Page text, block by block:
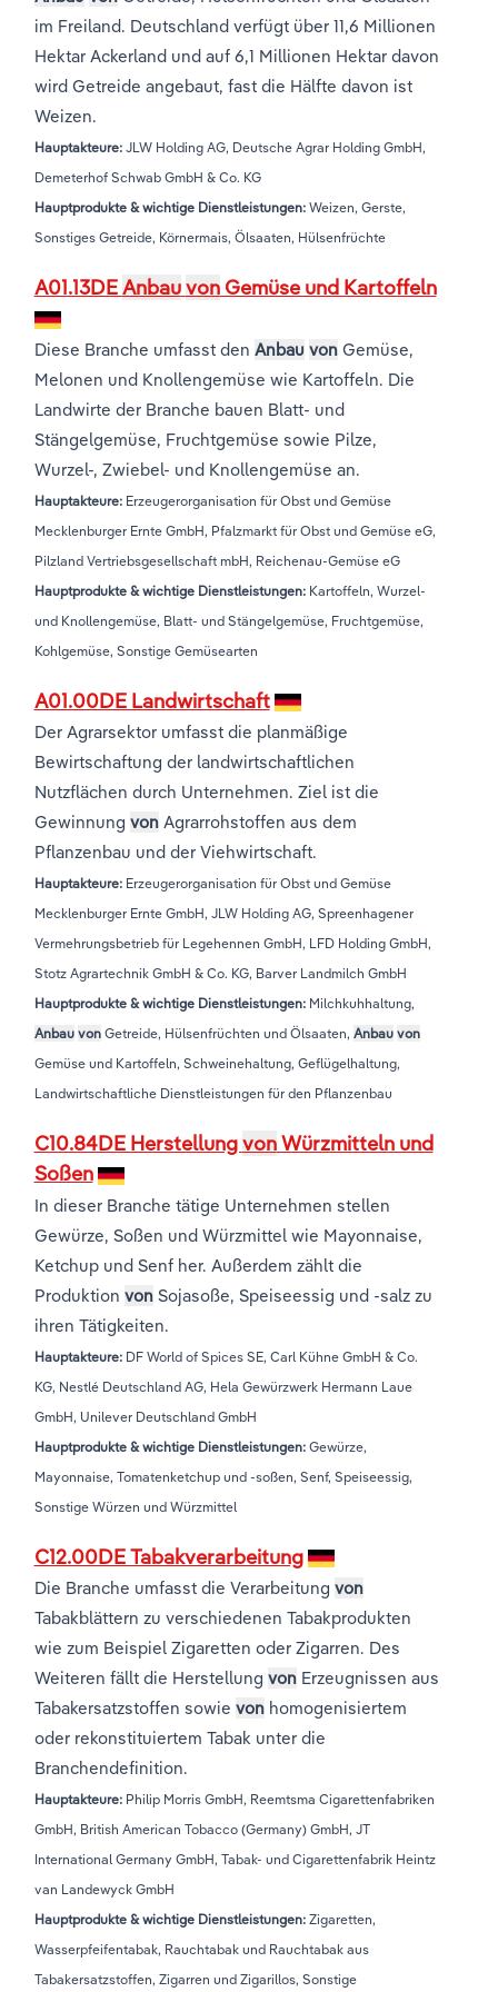
BRANCHENREPORTE
im Freiland. Deutschland verfügt über 11,6 Millionen
Hektar Ackerland und auf 6,1 Millionen Hektar davon
wird Getreide angebaut, fast die Hälfte davon ist
Weizen.
Hauptakteure: JLW Holding AG, Deutsche Agrar Holding GmbH,
Demeterhof Schwab GmbH & Co. KG
Hauptprodukte & wichtige Dienstleistungen:Weizen, Gerste,
Sonstiges Getreide, Körnermais, Ölsaaten, Hülsenfrüchte
A01.13DEAnbauvonGemüse und Kartoffeln
Diese Branche umfasst den Anbau vonGemüse,
Melonen und Knollengemüse wie Kartoffeln. Die
Landwirte der Branche bauen Blatt- und
Stängelgemüse, Fruchtgemüse sowie Pilze,
Wurzel-, Zwiebel- und Knollengemüse an.
Hauptakteure: Erzeugerorganisation für Obst und Gemüse
Mecklenburger Ernte GmbH, Pfalzmarkt für Obst und Gemüse eG,
Pilzland Vertriebsgesellschaft mbH, Reichenau-Gemüse eG
Hauptprodukte & wichtige Dienstleistungen:Kartoffeln, Wurzel-
und Knollengemüse, Blatt- und Stängelgemüse, Fruchtgemüse,
Kohlgemüse, Sonstige Gemüsearten
A01.00DE Landwirtschaft
Der Agrarsektor umfasst die planmäßige
Bewirtschaftung der landwirtschaftlichen
Nutzflächen durch Unternehmen. Ziel ist die
Gewinnung vonAgrarrohstoffen aus dem
Pflanzenbau und der Viehwirtschaft.
Hauptakteure: Erzeugerorganisation für Obst und Gemüse
Mecklenburger Ernte GmbH, JLW Holding AG, Spreenhagener
Vermehrungsbetrieb für Legehennen GmbH, LFD Holding GmbH,
Stotz Agrartechnik GmbH & Co. KG, Barver Landmilch GmbH
Hauptprodukte & wichtige Dienstleistungen:Milchkuhhaltung,
Anbau vonGetreide, Hülsenfrüchten und Ölsaaten, Anbau von
Gemüse und Kartoffeln, Schweinehaltung, Geflügelhaltung,
Landwirtschaftliche Dienstleistungen für den Pflanzenbau
C10.84DE HerstellungvonWürzmitteln und
Soßen
In dieser Branche tätige Unternehmen stellen
Gewürze, Soßen und Würzmittel wie Mayonnaise,
Ketchup und Senf her. Außerdem zählt die
Produktion vonSojasoße, Speiseessig und -salz zu
ihren Tätigkeiten.
Hauptakteure: DF World of Spices SE, Carl Kühne GmbH & Co.
KG, Nestlé Deutschland AG, Hela Gewürzwerk Hermann Laue
GmbH, Unilever Deutschland GmbH
Hauptprodukte & wichtige Dienstleistungen:Gewürze,
Mayonnaise, Tomatenketchup und -soßen, Senf, Speiseessig,
Sonstige Würzen und Würzmittel
C12.00DE Tabakverarbeitung
Die Branche umfasst die Verarbeitung von
Tabakblättern zu verschiedenen Tabakprodukten
wie zum Beispiel Zigaretten oder Zigarren. Des
Weiteren fällt die Herstellung vonErzeugnissen aus
Tabakersatzstoffen sowie vonhomogenisiertem
oder rekonstituiertem Tabak unter die
Branchendefinition.
Hauptakteure: Philip Morris GmbH, Reemtsma Cigarettenfabriken
GmbH, British American Tobacco (Germany) GmbH, JT
International Germany GmbH, Tabak- und Cigarettenfabrik Heintz
van Landewyck GmbH
Hauptprodukte & wichtige Dienstleistungen:Zigaretten,
Wasserpfeifentabak, Rauchtabak und Rauchtabak aus
Tabakersatzstoffen, Zigarren und Zigarillos, Sonstige
Information und Kommunikation
Freiberufliche, wissenschaftliche und
technische Dienstleistungen
Italien
Irland
Spanien
Private Equity
Sales Vertrieb
Bibliotheken